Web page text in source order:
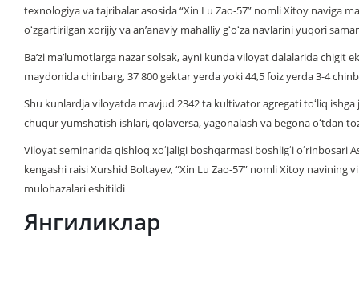
texnologiya va tajribalar asosida “Xin Lu Zao-57” nomli Xitoy naviga
oʻzgartirilgan xorijiy va anʼanaviy mahalliy gʻoʻza navlarini yuqori
Baʼzi maʼlumotlarga nazar solsak, ayni kunda viloyat dalalarida chigit
maydonida chinbarg, 37 800 gektar yerda yoki 44,5 foiz yerda 3-4
Shu kunlardja viloyatda mavjud 2342 ta kultivator agregati toʻliq
chuqur yumshatish ishlari, qolaversa, yagonalash va begona oʻtdan
Viloyat seminarida qishloq xoʻjaligi boshqarmasi boshligʻi oʻrinbosari
kengashi raisi Xurshid Boltayev, “Xin Lu Zao-57” nomli Xitoy
mulohazalari eshitildi
Янгиликлар